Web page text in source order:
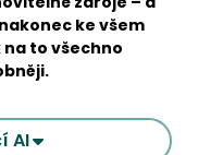
ke všem
to všechno
AI